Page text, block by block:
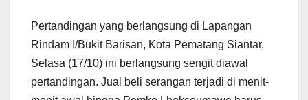
Pertandingan yang berlangsung di Lapangan
Rindam I/Bukit Barisan, Kota Pematang Siantar,
Selasa (17/10) ini berlangsung sengit diawal
pertandingan. Jual beli serangan terjadi di menit-